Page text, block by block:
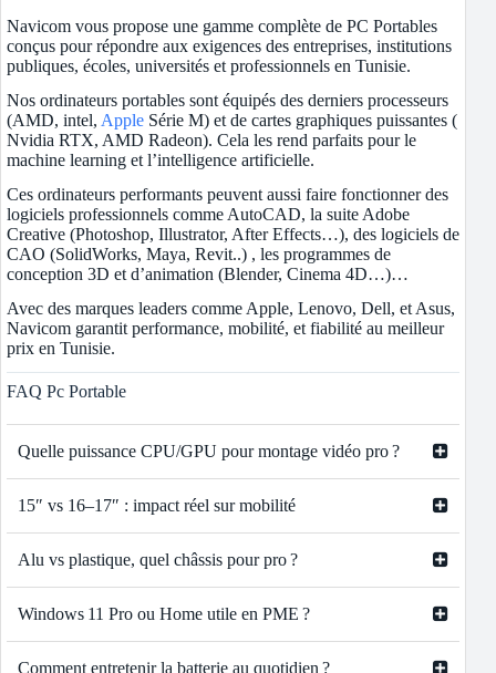
Navicom vous propose une gamme complète de PC Portables
conçus pour répondre aux exigences des entreprises, institutions
publiques, écoles, universités et professionnels en Tunisie.
Nos ordinateurs portables sont équipés des derniers processeurs
(AMD, intel, Apple Série M) et de cartes graphiques puissantes (
Nvidia RTX, AMD Radeon). Cela les rend parfaits pour le
machine learning et l’intelligence artificielle.
Ces ordinateurs performants peuvent aussi faire fonctionner des
logiciels professionnels comme AutoCAD, la suite Adobe
Creative (Photoshop, Illustrator, After Effects…), des logiciels de
CAO (SolidWorks, Maya, Revit..) , les programmes de
conception 3D et d’animation (Blender, Cinema 4D…)…
Avec des marques leaders comme Apple, Lenovo, Dell, et Asus,
Navicom garantit performance, mobilité, et fiabilité au meilleur
prix en Tunisie.
FAQ Pc Portable
Quelle puissance CPU/GPU pour montage vidéo pro ?
15″ vs 16–17″ : impact réel sur mobilité
Alu vs plastique, quel châssis pour pro ?
Windows 11 Pro ou Home utile en PME ?
Comment entretenir la batterie au quotidien ?